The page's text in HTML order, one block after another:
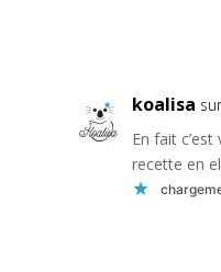
koalisa
En fait
recette en